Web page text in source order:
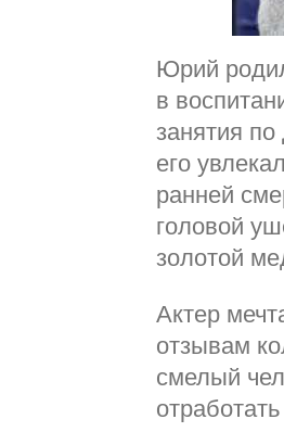
Юрий
в
занятия
его
ранней
головой
золотой
Актер
отзывам
смелый